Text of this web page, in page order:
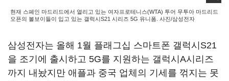
현재 스페인 마드리드에서 열리고 있는 여자프로테니스(WTA) 투어 무투아 마드리드
오픈의 볼보이들이 입고 있는 갤럭시S21 시리즈 5G 유니폼. 사진/삼성전자
삼성전자는 올해 1월 플래그십 스마트폰 갤럭시S21
을 조기에 출시하고 5G를 지원하는 갤럭시A시리즈
까지 내놨지만 애플과 중국 업체의 기세를 꺾지는 못